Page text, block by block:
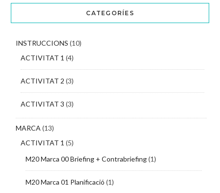
CATEGORÍES
INSTRUCCIONS (10)
ACTIVITAT 1 (4)
ACTIVITAT 2 (3)
ACTIVITAT 3 (3)
MARCA (13)
ACTIVITAT 1 (5)
M20 Marca 00 Briefing + Contrabriefing(1)
M20 Marca 01 Planificació (1)